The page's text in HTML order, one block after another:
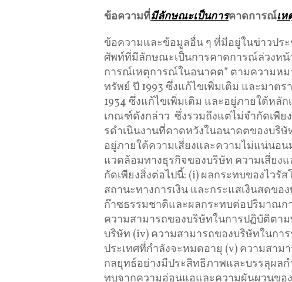
ข้อความที่มีลักษณะเป็นการคาดการณ์เ
ข้อความและข้อมูลอื่น ๆ ที่มีอยู่ในข่าวปร
ศัพท์ที่มีลักษณะเป็นการคาดการณ์ล่วงหน้
การณ์เหตุการณ์ในอนาคต” ตามความห
ทรัพย์ ปี 1993 ซึ่งแก้ไขเพิ่มเติม และมา
1934 ซึ่งแก้ไขเพิ่มเติม และอยู่ภายใต้ห
เกณฑ์ดังกล่าว ซึ่งรวมถึงแต่ไม่จํากัดเพีย
รดําเนินงานที่คาดหวังในอนาคตของบริ
อยู่ภายใต้ความเสี่ยงและความไม่แน่นอ
แวดล้อมทางธุรกิจของบริษัท ความเสี่ยง
กัดเพียงสิ่งต่อไปนี้: (i) ผลกระทบของไวรัส
สถานะทางการเงิน และกระแสเงินสดข
ก๊าซธรรมชาติและผลกระทบต่อปริมาณ
ความสามารถของบริษัทในการปฏิบัติตา
บริษัท (iv) ความสามารถของบริษัทในกา
ประเทศที่กำลังจะหมดอายุ (v) ความสา
กลยุทธ์อย่างมีประสิทธิภาพและบรรลุผลกํ
ทบจากความอ่อนแอและความผันผวนขอ